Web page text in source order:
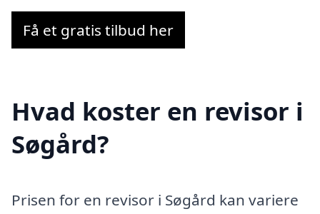
Få et gratis tilbud her
Hvad koster en revisor i
Søgård?
Prisen for en revisor i Søgård kan variere